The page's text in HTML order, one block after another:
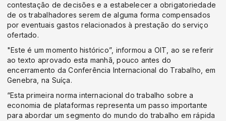
contestação de decisões e a estabelecer a obrigatoriedade
de os trabalhadores serem de alguma forma compensados
por eventuais gastos relacionados à prestação do serviço
ofertado.
"Este é um momento histórico”, informou a OIT, ao se referir
ao texto aprovado esta manhã, pouco antes do
encerramento da Conferência Internacional do Trabalho, em
Genebra, na Suíça.
“Esta primeira norma internacional do trabalho sobre a
economia de plataformas representa um passo importante
para abordar um segmento do mundo do trabalho em rápida